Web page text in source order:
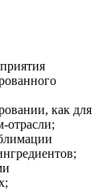
как для
отрасли;